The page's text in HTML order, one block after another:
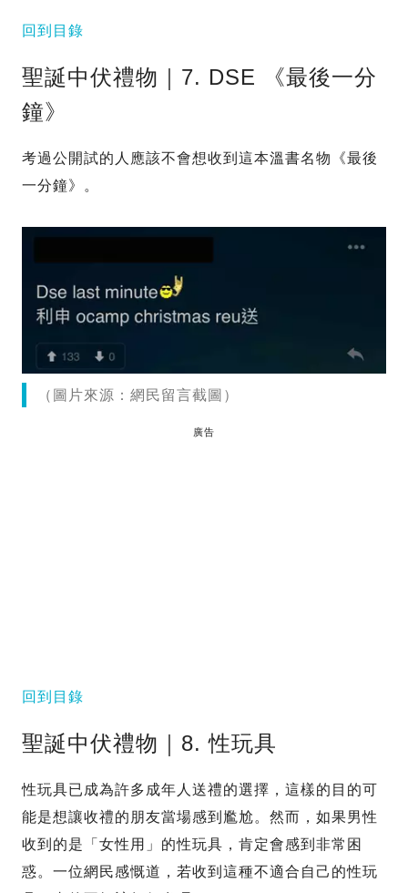
回到目錄
聖誕中伏禮物｜7. DSE 《最後一分
鐘》
考過公開試的人應該不會想收到這本溫書名物《最後
一分鐘》。
（圖片來源：網民留言截圖）
廣告
回到目錄
聖誕中伏禮物｜8. 性玩具
性玩具已成為許多成年人送禮的選擇，這樣的目的可
能是想讓收禮的朋友當場感到尷尬。然而，如果男性
收到的是「女性用」的性玩具，肯定會感到非常困
惑。一位網民感慨道，若收到這種不適合自己的性玩